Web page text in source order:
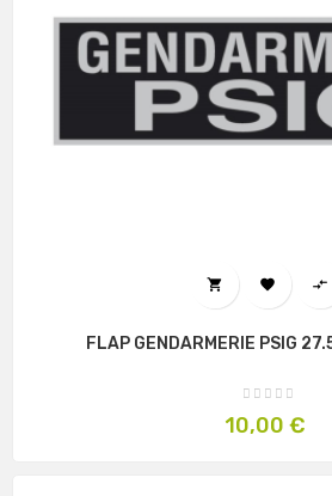
  
FLAP GENDARMERIE PSIG
Prix
10,00 €